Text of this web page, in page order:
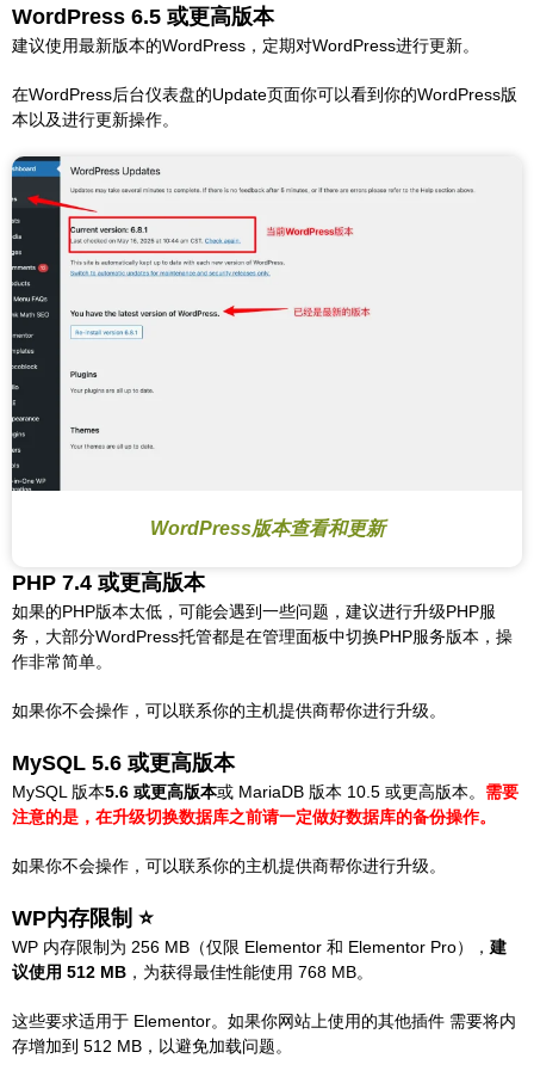
WordPress 6.5 或更高版本
建议使用最新版本的WordPress，定期对WordPress进行更新。
在WordPress后台仪表盘的Update页面你可以看到你的WordPress版
本以及进行更新操作。
WordPress版本查看和更新
PHP 7.4 或更高版本
如果的PHP版本太低，可能会遇到一些问题，建议进行升级PHP服
务，大部分WordPress托管都是在管理面板中切换PHP服务版本，操
作非常简单。
如果你不会操作，可以联系你的主机提供商帮你进行升级。
MySQL 5.6 或更高版本
MySQL 版本5.6 或更高版本或 MariaDB 版本 10.5 或更高版本。 需要
注意的是，在升级切换数据库之前请一定做好数据库的备份操作。
如果你不会操作，可以联系你的主机提供商帮你进行升级。
WP内存限制 ⭐️
WP 内存限制为 256 MB（仅限 Elementor 和 Elementor Pro）， 建
议使用 512 MB ，为获得最佳性能使用 768 MB。
这些要求适用于 Elementor。如果你网站上使用的其他插件 需要将内
存增加到 512 MB，以避免加载问题。